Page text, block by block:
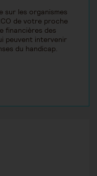
sur les organismes
de votre proche
financières des
peuvent intervenir
du handicap.